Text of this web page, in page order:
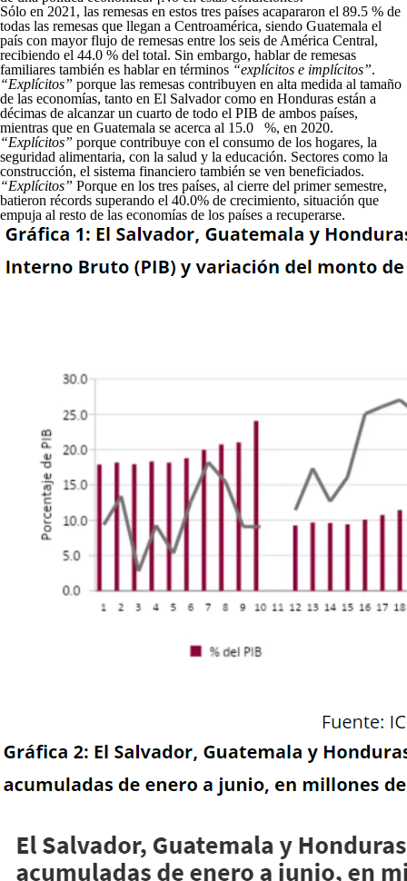
Sólo en 2021, las remesas en estos tres países acapararon el 89.5 % de
todas las remesas que llegan a Centroamérica, siendo Guatemala el
país con mayor flujo de remesas entre los seis de América Central,
recibiendo el 44.0 % del total. Sin embargo, hablar de remesas
familiares también es hablar en términos “explícitos e implícitos”.
“Explícitos” porque las remesas contribuyen en alta medida al tamaño
de las economías, tanto en El Salvador como en Honduras están a
décimas de alcanzar un cuarto de todo el PIB de ambos países,
mientras que en Guatemala se acerca al 15.0 %, en 2020.
“Explícitos” porque contribuye con el consumo de los hogares, la
seguridad alimentaria, con la salud y la educación. Sectores como la
construcción, el sistema financiero también se ven beneficiados.
“Explícitos” Porque en los tres países, al cierre del primer semestre,
batieron récords superando el 40.0% de crecimiento, situación que
empuja al resto de las economías de los países a recuperarse.